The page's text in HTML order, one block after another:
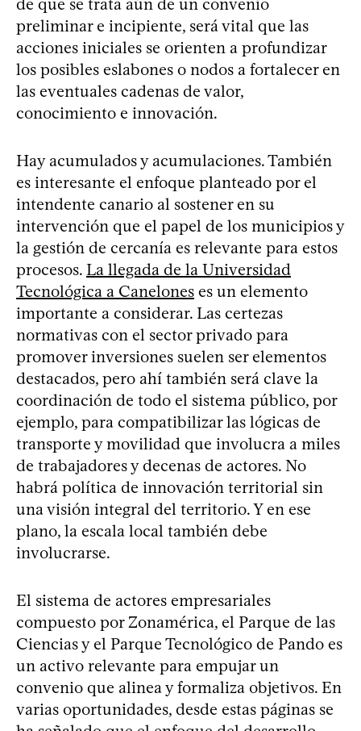
de que se trata aún de un convenio
preliminar e incipiente, será vital que las
acciones iniciales se orienten a profundizar
los posibles eslabones o nodos a fortalecer en
las eventuales cadenas de valor,
conocimiento e innovación.
Hay acumulados y acumulaciones. También
es interesante el enfoque planteado por el
intendente canario al sostener en su
intervención que el papel de los municipios y
la gestión de cercanía es relevante para estos
procesos. La llegada de la Universidad
Tecnológica a Canelones es un elemento
importante a considerar. Las certezas
normativas con el sector privado para
promover inversiones suelen ser elementos
destacados, pero ahí también será clave la
coordinación de todo el sistema público, por
ejemplo, para compatibilizar las lógicas de
transporte y movilidad que involucra a miles
de trabajadores y decenas de actores. No
habrá política de innovación territorial sin
una visión integral del territorio. Y en ese
plano, la escala local también debe
involucrarse.
El sistema de actores empresariales
compuesto por Zonamérica, el Parque de las
Ciencias y el Parque Tecnológico de Pando es
un activo relevante para empujar un
convenio que alinea y formaliza objetivos. En
varias oportunidades, desde estas páginas se